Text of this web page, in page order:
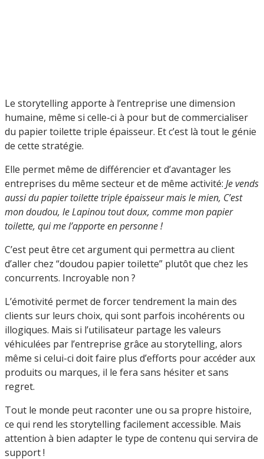
Le storytelling apporte à l’entreprise une dimension
humaine, même si celle-ci à pour but de commercialiser
du papier toilette triple épaisseur. Et c’est là tout le génie
de cette stratégie.
Elle permet même de différencier et d’avantager les
entreprises du même secteur et de même activité: Je vends
aussi du papier toilette triple épaisseur mais le mien, C’est
mon doudou, le Lapinou tout doux, comme mon papier
toilette, qui me l’apporte en personne !
C’est peut être cet argument qui permettra au client
d’aller chez “doudou papier toilette” plutôt que chez les
concurrents. Incroyable non ?
L’émotivité permet de forcer tendrement la main des
clients sur leurs choix, qui sont parfois incohérents ou
illogiques. Mais si l’utilisateur partage les valeurs
véhiculées par l’entreprise grâce au storytelling, alors
même si celui-ci doit faire plus d’efforts pour accéder aux
produits ou marques, il le fera sans hésiter et sans
regret.
Tout le monde peut raconter une ou sa propre histoire,
ce qui rend les storytelling facilement accessible. Mais
attention à bien adapter le type de contenu qui servira de
support !